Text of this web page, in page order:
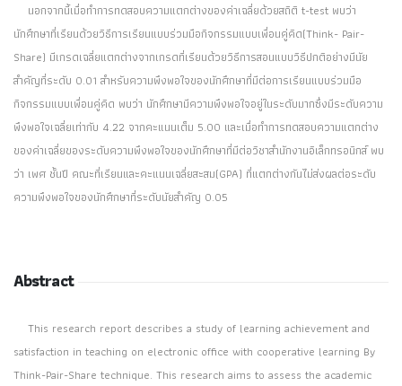
นอกจากนี้เมื่อทำการทดสอบความแตกต่างของค่าเฉลี่ยด้วยสถิติ t-test พบว่า
นักศึกษาที่เรียนด้วยวิธีการเรียนแบบร่วมมือกิจกรรมแบบเพื่อนคู่คิด(Think- Pair-
Share) มีเกรดเฉลี่ยแตกต่างจากเกรดที่เรียนด้วยวิธีการสอนแบบวิธีปกติอย่างมีนัย
สำคัญที่ระดับ 0.01 สำหรับความพึงพอใจของนักศึกษาที่มีต่อการเรียนแบบร่วมมือ
กิจกรรมแบบเพื่อนคู่คิด พบว่า นักศึกษามีความพึงพอใจอยู่ในระดับมากซึ่งมีระดับความ
พึงพอใจเฉลี่ยเท่ากับ 4.22 จากคะแนนเต็ม 5.00 และเมื่อทำการทดสอบความแตกต่าง
ของค่าเฉลี่ยของระดับความพึงพอใจของนักศึกษาที่มีต่อวิชาสำนักงานอิเล็กทรอนิกส์ พบ
ว่า เพศ ชั้นปี คณะที่เรียนและคะแนนเฉลี่ยสะสม(GPA) ที่แตกต่างกันไม่ส่งผลต่อระดับ
ความพึงพอใจของนักศึกษาที่ระดับนัยสำคัญ 0.05
Abstract
This research report describes a study of learning achievement and
satisfaction in teaching on electronic office with cooperative learning By
Think-Pair-Share technique. This research aims to assess the academic